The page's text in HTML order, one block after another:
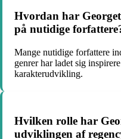
Hvordan har
på nutidige
Mange nutidige forfattere
genrer har ladet sig
karakterudvikling.
Hvilken rolle har
udviklingen af